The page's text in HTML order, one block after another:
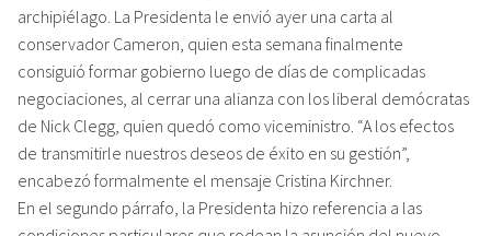
archipiélago. La Presidenta le envió ayer una carta al
conservador Cameron, quien esta semana finalmente
consiguió formar gobierno luego de días de complicadas
negociaciones, al cerrar una alianza con los liberal demócratas
de Nick Clegg, quien quedó como viceministro. “A los efectos
de transmitirle nuestros deseos de éxito en su gestión”,
encabezó formalmente el mensaje Cristina Kirchner.
En el segundo párrafo, la Presidenta hizo referencia a las